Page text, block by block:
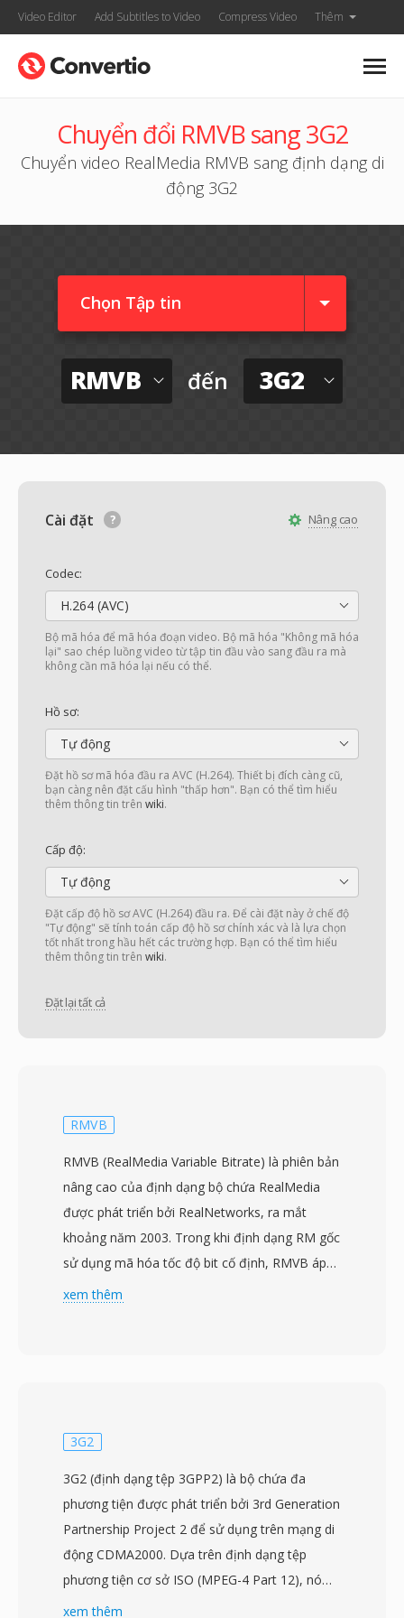
Video Editor Add Subtitles to Video Compress Video Thêm
Chuyển đổi RMVB sang 3G2
Chuyển video RealMedia RMVB sang định dạng di
động 3G2
Chọn Tập tin
RMVB đến 3G2
Nâng cao
Cài đặt
Codec:
H.264 (AVC)
Bộ mã hóa để mã hóa đoạn video. Bộ mã hóa "Không mã hóa
lại" sao chép luồng video từ tập tin đầu vào sang đầu ra mà
không cần mã hóa lại nếu có thể.
Hồ sơ:
Tự động
Đặt hồ sơ mã hóa đầu ra AVC (H.264). Thiết bị đích càng cũ,
bạn càng nên đặt cấu hình "thấp hơn". Bạn có thể tìm hiểu
thêm thông tin trên wiki.
Cấp độ:
Tự động
Đặt cấp độ hồ sơ AVC (H.264) đầu ra. Để cài đặt này ở chế độ
"Tự động" sẽ tính toán cấp độ hồ sơ chính xác và là lựa chọn
tốt nhất trong hầu hết các trường hợp. Bạn có thể tìm hiểu
thêm thông tin trên wiki.
Đặt lại tất cả
RMVB
RMVB (RealMedia Variable Bitrate) là phiên bản
nâng cao của định dạng bộ chứa RealMedia
được phát triển bởi RealNetworks, ra mắt
khoảng năm 2003. Trong khi định dạng RM gốc
sử dụng mã hóa tốc độ bit cố định, RMVB áp
dụng nén tốc độ bit thay đổi phân bổ động
thước tệp trung bình tương đương so với tiền
biến tại các thị trường Đông và Đông Nam Á
trong giữa những năm 2000, trở thành định
dạng được sử dụng rộng rãi để phân phối phim
dài và nội dung truyền hình ở các khu vực có
băng thông hạn chế nhưng người xem vẫn yêu
xem thêm
3G2
3G2 (định dạng tệp 3GPP2) là bộ chứa đa
phương tiện được phát triển bởi 3rd Generation
Partnership Project 2 để sử dụng trên mạng di
động CDMA2000. Dựa trên định dạng tệp
phương tiện cơ sở ISO (MPEG-4 Part 12), nó
lưu trữ video được mã hóa bằng H.263 hoặc
xem thêm